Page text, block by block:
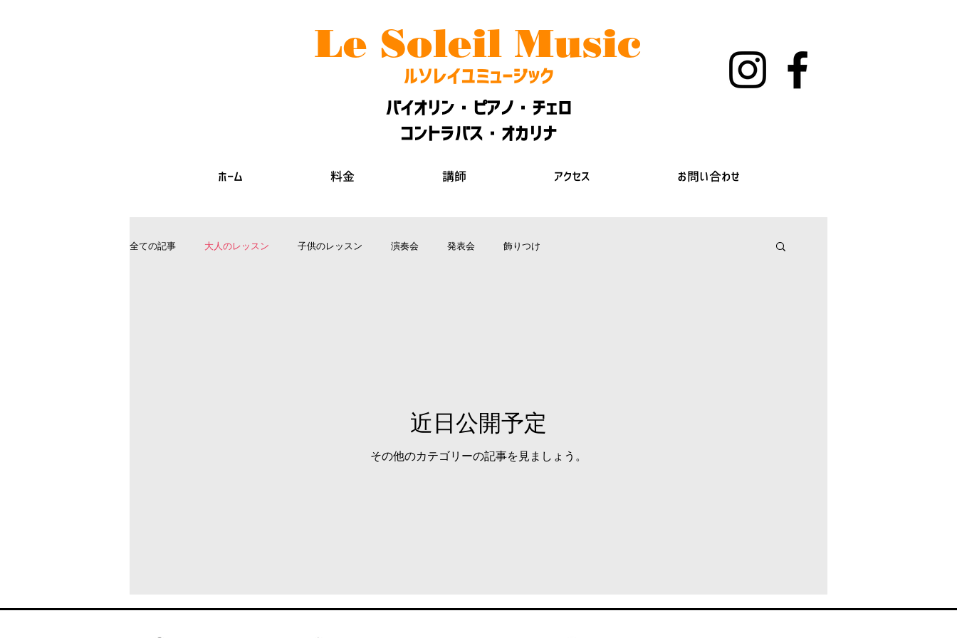
ルソレイユミュージック
​Le Soleil Music
バイオリン・ピアノ・チェロ
コントラバス・オカリナ
ホーム 料金 講師 アクセス お問い合わせ
全ての記事 大人のレッスン 子供のレッスン 演奏会 発表会 飾りつけ
近日公開予定
その他のカテゴリーの記事を見ましょう。